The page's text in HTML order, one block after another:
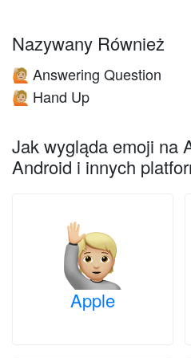
Nazywany Również
🙋🏼 Answering Question
🙋🏼 Hand Up
Jak wygląda emoji na
Android i innych
Apple